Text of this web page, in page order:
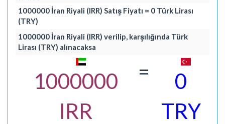
1000000 İran Riyali (IRR) Satış Fiyatı = 0 Türk Lirası
(TRY)
1000000 İran Riyali (IRR) verilip, karşılığında Türk
Lirası (TRY) alınacaksa
1000000
IRR
=
0
TRY